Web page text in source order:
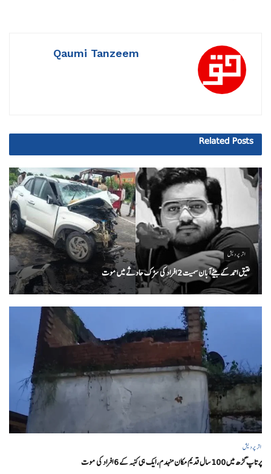
Qaumi Tanzeem
Related Posts
اتر پردیش
عتیق احمد کے بیٹے آبان سمیت 2 افراد کی سڑک حادثے میں موت
اتر پردیش
پرتاپ گڑھ میں 100 سال قدیم مکان منہدم، ایک ہی کنبہ کے 6 افراد کی موت